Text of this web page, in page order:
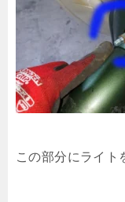
この部分にライ